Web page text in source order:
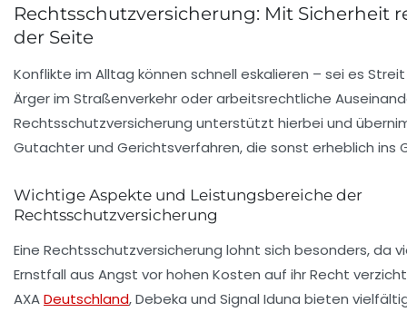
Rechtsschutzversicherung: Mit Sicherheit
der Seite
Konflikte im Alltag können schnell eskalieren – sei es
Ärger im Straßenverkehr oder arbeitsrechtliche
Rechtsschutzversicherung unterstützt hierbei und
Gutachter und Gerichtsverfahren, die sonst erheblich ins
Wichtige Aspekte und Leistungsbereiche der
Rechtsschutzversicherung
Eine Rechtsschutzversicherung lohnt sich besonders, da
Ernstfall aus Angst vor hohen Kosten auf ihr Recht
AXADeutschland, Debeka und Signal Iduna bieten